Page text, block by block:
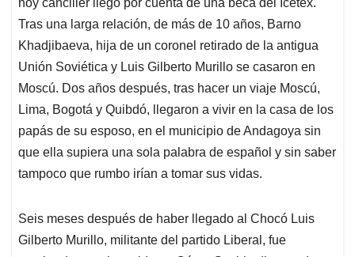
hoy canciller llegó por cuenta de una beca del Icetex.
Tras una larga relación, de más de 10 años, Barno
Khadjibaeva, hija de un coronel retirado de la antigua
Unión Soviética y Luis Gilberto Murillo se casaron en
Moscú. Dos años después, tras hacer un viaje Moscú,
Lima, Bogotá y Quibdó, llegaron a vivir en la casa de los
papás de su esposo, en el municipio de Andagoya sin
que ella supiera una sola palabra de español y sin saber
tampoco que rumbo irían a tomar sus vidas.
Seis meses después de haber llegado al Chocó Luis
Gilberto Murillo, militante del partido Liberal, fue